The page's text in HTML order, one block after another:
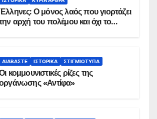
Ο μόνος λαός που γιορτάζει
αρχή του πολέμου και όχι το
ΔΙΑΒΆΣΤΕ ΙΣΤΟΡΙΚΆ ΣΤΙΓΜΙΌΤΥΠΑ
κομμουνιστικές ρίζες της
«Αντίφα»